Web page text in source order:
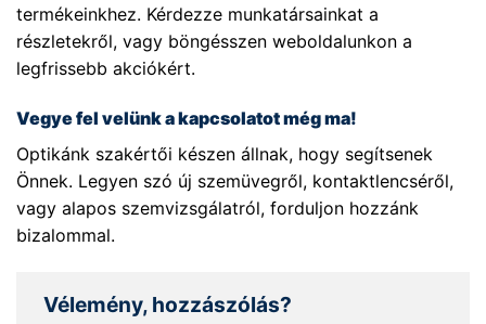
termékeinkhez. Kérdezze munkatársainkat a
részletekről, vagy böngésszen weboldalunkon a
legfrissebb akciókért.
Vegye fel velünk a kapcsolatot még ma!
Optikánk szakértői készen állnak, hogy segítsenek
Önnek. Legyen szó új szemüvegről, kontaktlencséről,
vagy alapos szemvizsgálatról, forduljon hozzánk
bizalommal.
Vélemény, hozzászólás?